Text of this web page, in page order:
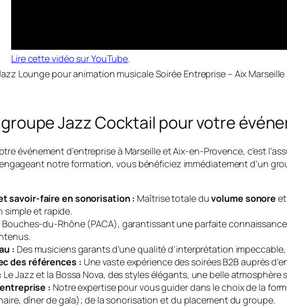
Lire cette vidéo sur YouTube.
Lounge pour animation musicale Soirée Entreprise – Aix Marseille
Jazz Cocktail pour votre
événement d’entreprise à Marseille et Aix-en-Provence, c’est
notre formation, vous bénéficiez immédiatement d’un
savoir-faire en sonorisation : Maîtrise totale duvolume sonore
simple et rapide.
Bouches-du-Rhône (PACA), garantissant une parfaite
: Des musiciens garants d’une qualité d’interprétation
des références : Une vaste expérience des soirées B2B auprès
Le Jazz et la Bossa Nova, des styles élégants, une belle atmosphère
: Notre expertise pour vous guider dans le choix de la
dîner de gala); de la sonorisation et du placement du groupe.